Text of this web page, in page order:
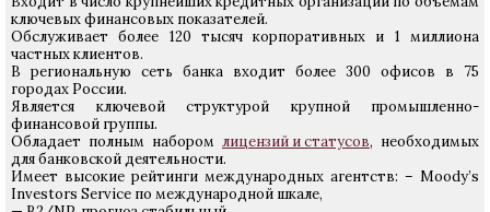
ключевых финансовых показателей.
Обслуживает более 120 тысяч корпоративных и 1 миллиона
частных клиентов.
В региональную сеть банка входит более 300 офисов в 75
городах России.
Является ключевой структурой крупной промышленно-
финансовой группы.
Обладает полным набором лицензий и статусов, необходимых
для банковской деятельности.
Имеет высокие рейтинги международных агентств: – Moody’s
Investors Service по международной шкале,